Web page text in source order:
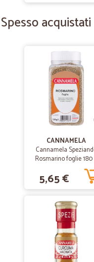
CONSIGLIARE ai futuri clienti.
Spesso
CANNAMELA
Cannamela
Rosmarino foglie 180
5,65 €